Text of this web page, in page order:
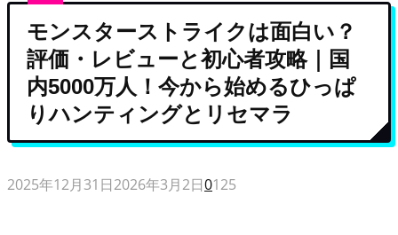
モンスターストライクは面白い？
評価・レビューと初心者攻略｜国
内5000万人！今から始めるひっぱ
りハンティングとリセマラ
2025年12月31日2026年3月2日0125